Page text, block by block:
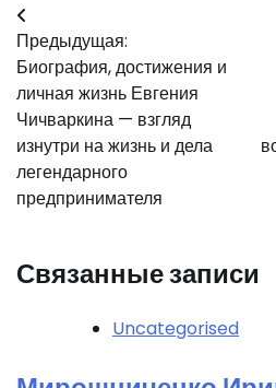
Навигация
по
записям
Предыдущая:
Биография, достижения и
личная жизнь Евгения
Чичваркина — взгляд
изнутри на жизнь и дела
легендарного
предпринимателя
Связанные записи
Uncategorised